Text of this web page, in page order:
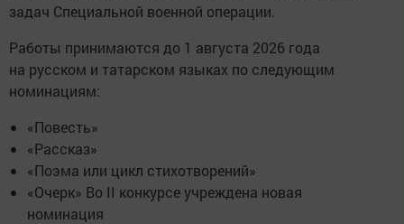
задач Специальной военной операции.
Работы принимаются до 1 августа 2026 года
на русском и татарском языках по следующим
номинациям:
«Повесть»
«Рассказ»
«Поэма или цикл стихотворений»
«Очерк» Во II конкурсе учреждена новая
номинация